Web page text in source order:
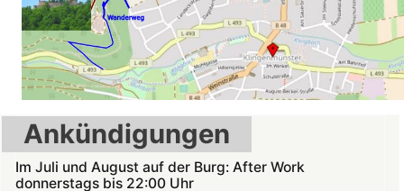
Ankündigungen
Im Juli und August auf der Burg: After Work
donnerstags bis 22:00 Uhr